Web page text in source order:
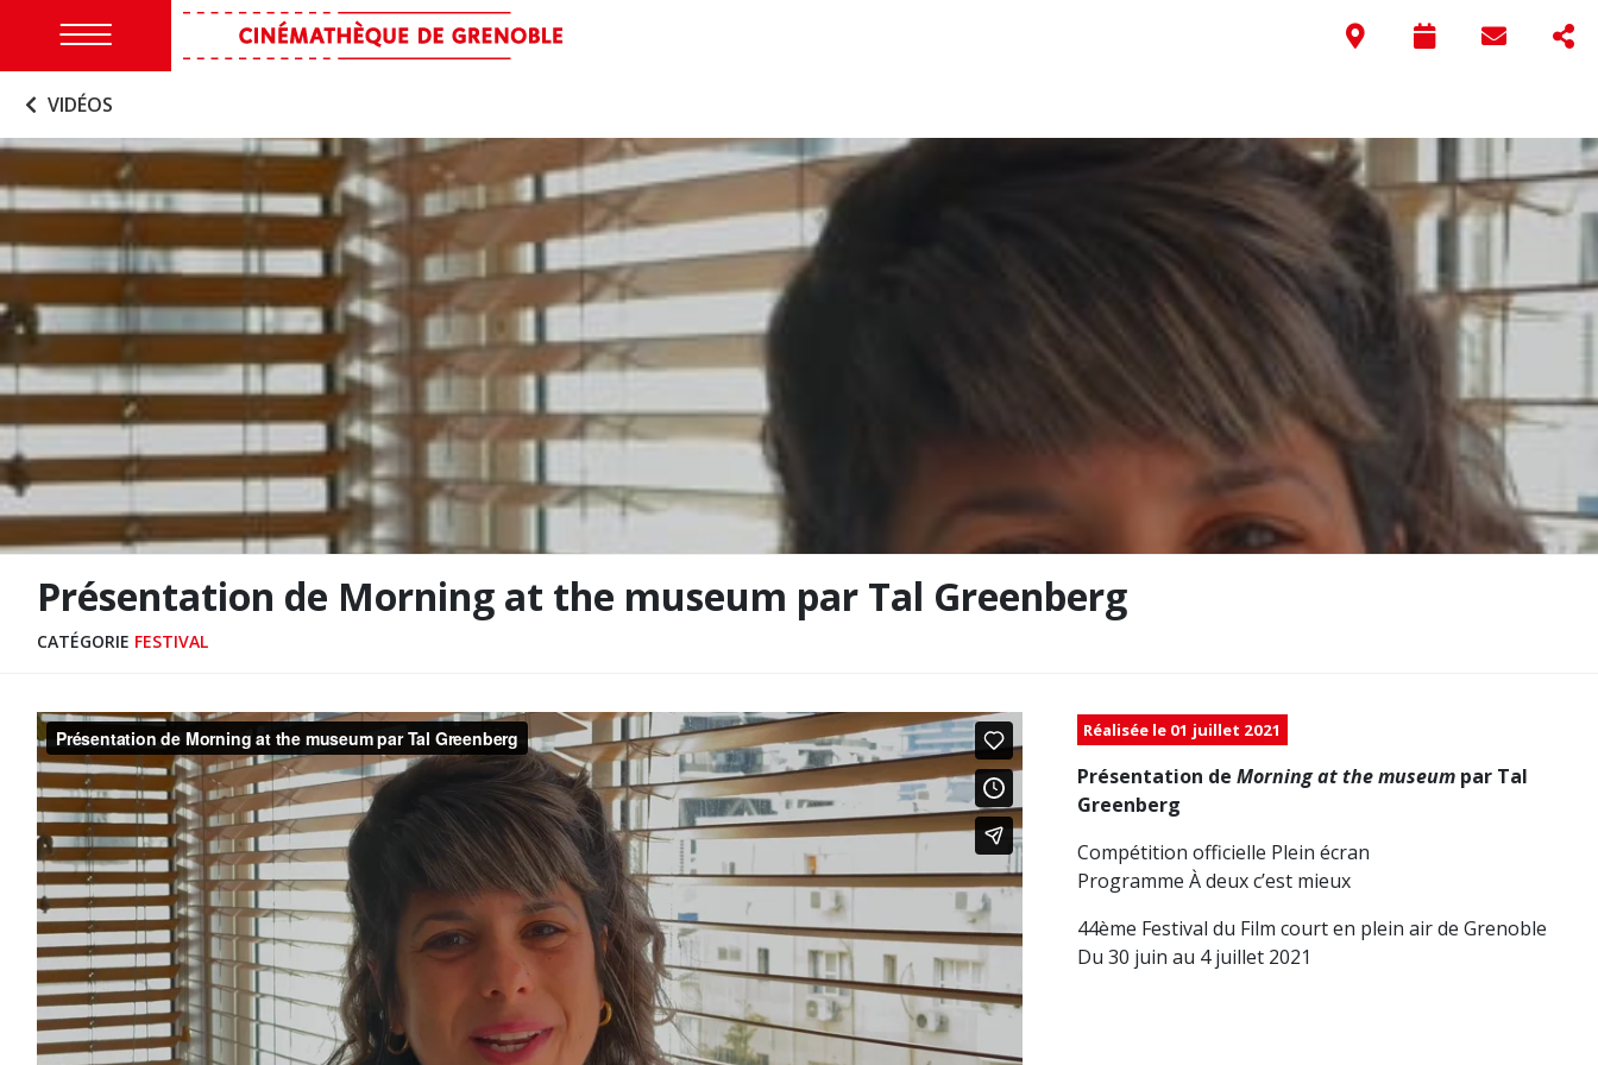
VIDÉOS
Présentation de Morning at the museum par Tal Greenberg
CATÉGORIE FESTIVAL
Réalisée le 01 juillet 2021
Présentation de Morning at the museumpar Tal
Greenberg
Compétition officielle Plein écran
Programme À deux c’est mieux
44ème Festival du Film court en plein air de Grenoble
Du 30 juin au 4 juillet 2021